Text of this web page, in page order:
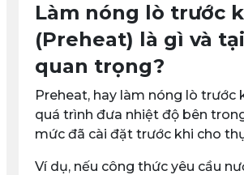
Làm nóng lò trước
(Preheat) là gì và
quan trọng?
Preheat, hay làm nóng lò trước
quá trình đưa nhiệt độ bên
mức đã cài đặt trước khi cho
Ví dụ, nếu công thức yêu cầu